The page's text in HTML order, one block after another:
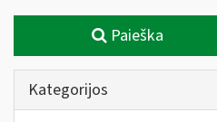
Paieška
Kategorijos